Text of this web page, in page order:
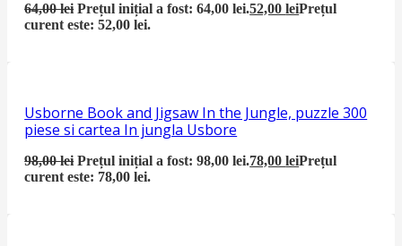
64,00lei Prețul inițial a fost: 64,00 lei.52,00leiPrețul
curent este: 52,00 lei.
Usborne Book and Jigsaw In the Jungle, puzzle 300
piese si cartea In jungla Usbore
98,00lei Prețul inițial a fost: 98,00 lei.78,00leiPrețul
curent este: 78,00 lei.